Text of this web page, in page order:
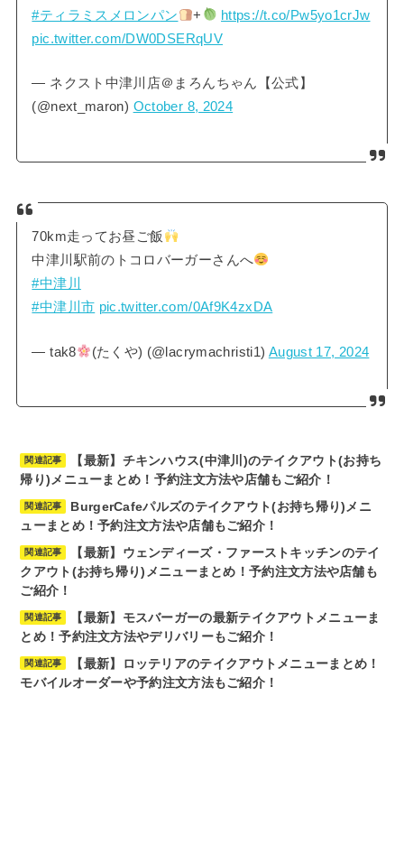
#ティラミスメロンパン
+
https://t.co/Pw5yo1crJw
pic.twitter.com/DW0DSERqUV
— ネクスト中津川店＠まろんちゃん【公式】
(@next_maron) October 8, 2024
70km走ってお昼ご飯
中津川駅前のトコロバーガーさんへ
#中津川
#中津川市 pic.twitter.com/0Af9K4zxDA
— tak8 (たくや) (@lacrymachristi1) August 17, 2024
関連記事
【最新】チキンハウス(中津川)のテイクアウト(お持ち
帰り)メニューまとめ！予約注文方法や店舗もご紹介！
関連記事
BurgerCafeパルズのテイクアウト(お持ち帰り)メニ
ューまとめ！予約注文方法や店舗もご紹介！
関連記事
【最新】ウェンディーズ・ファーストキッチンのテイ
クアウト(お持ち帰り)メニューまとめ！予約注文方法や店舗も
ご紹介！
関連記事
【最新】モスバーガーの最新テイクアウトメニューま
とめ！予約注文方法やデリバリーもご紹介！
関連記事
【最新】ロッテリアのテイクアウトメニューまとめ！
モバイルオーダーや予約注文方法もご紹介！